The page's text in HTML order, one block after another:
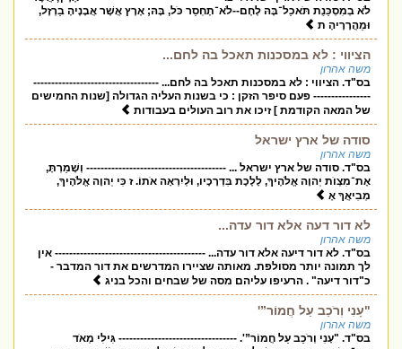
לֹא בְמִסְכֵּנֻת תֹּאכַל־בָּהּ לֶחֶם--לֹא־תֶחְסַר כֹּל, בָּהּ; אֶרֶץ אֲשֶׁר אֲבָנֶיהָ בַרְזֶל,
וּמֵהֲרָרֶיהָ ת
הציווי : לא במסכנות תאכל בה לחם...
משה אהרון
בס"ד. הציווי : לא במסכנות תאכל בה לחם... -----------------------------------
---------------- פעם סיפר הזקן : כי בשנות העליה הגדולה [שנות החמישים
של המאה הקודמת ] זיכו את רוב העולים בעבודות
סודה של ארץ ישראל
משה אהרון
בס"ד. סודה של ארץ ישראל ... --------------------------------------- וְשָׁמַרְתָּ,
אֶת־מִצְוֺת יְהוָה אֱלֹהֶיךָ, לָלֶכֶת בִּדְרָכָיו, וּלְיִרְאָה אֹתוֹ. ז כִּי יְהוָה אֱלֹהֶיךָ,
מְבִיאֲךָ אֶ
לא דור דעה אלא דור עדה...
משה אהרון
בס"ד. לא דור דיעה אלא דור עדה... ------------------------------------------ אין
לך תמונה יותר מסולפת. מאותה שציירו המדרשים את דור המדבר -
כ"דור דיעה" . הרעיפו עליהם מסה של שבחים והכל בניג
"עָנִי וְרֹכֵב עַל חֲמוֹר”'
משה אהרון
בס"ד. "עָנִי וְרֹכֵב עַל חֲמוֹר”'. --------------------------------- גִּילִי מְאֹד